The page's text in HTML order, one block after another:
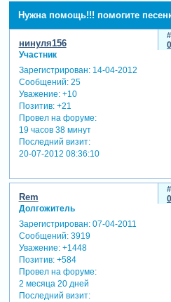
Нужна помощь!!! помогите
нинуля156
Участник
Зарегистрирован: 14-04-2012
Сообщений:25
Уважение: +10
Позитив: +21
Провел на форуме:
19 часов 38 минут
Последний визит:
20-07-2012 08:36:10
Rem
Долгожитель
Зарегистрирован: 07-04-2011
Сообщений:3919
Уважение: +1448
Позитив: +584
Провел на форуме:
2 месяца 20 дней
Последний визит: